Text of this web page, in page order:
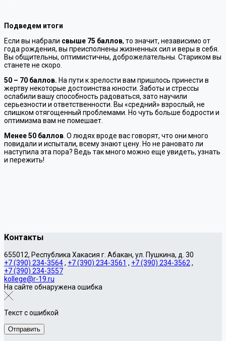
Подведем итоги
Если вы набрали свыше 75 баллов, то значит, независимо от
года рождения, вы преисполнены жизненных сил и веры в себя.
Вы общительны, оптимистичны, доброжелательны. Стариком вы
станете не скоро.
50 – 70 баллов. На пути к зрелости вам пришлось принести в
жертву некоторые достоинства юности. Заботы и стрессы
ослабили вашу способность радоваться, зато научили
серьезности и ответственности. Вы «средний» взрослый, не
слишком отягощенный проблемами. Но чуть больше бодрости и
оптимизма вам не помешает.
Менее 50 баллов . О людях вроде вас говорят, что они много
повидали и испытали, всему знают цену. Но не рановато ли
наступила эта пора? Ведь так много можно еще увидеть, узнать
и пережить!
Контакты
655012, Республика Хакасия г. Абакан, ул. Пушкина, д. 30
+7 (390) 234-3564, +7 (390) 234-3561 , +7 (390) 234-3562 ,
+7 (390) 234-3557
kollege@r-19.ru
На сайте обнаружена ошибка
Текст с ошибкой